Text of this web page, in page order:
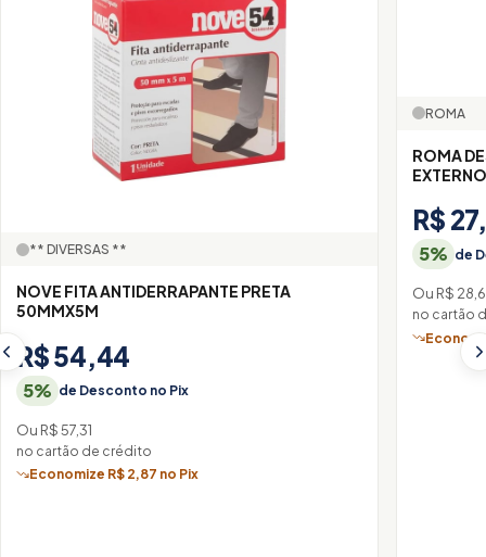
** DIVERSAS **
NOVE FITA ANTIDERRAPANTE PRETA
50MMX5M
R$ 54,44
5% de Desconto no Pix
Ou R$ 57,31
no cartão de crédito
Economize R$ 2,87 no Pix
ROMA
ROMA
R$
5% de
Ou R$
no cartão